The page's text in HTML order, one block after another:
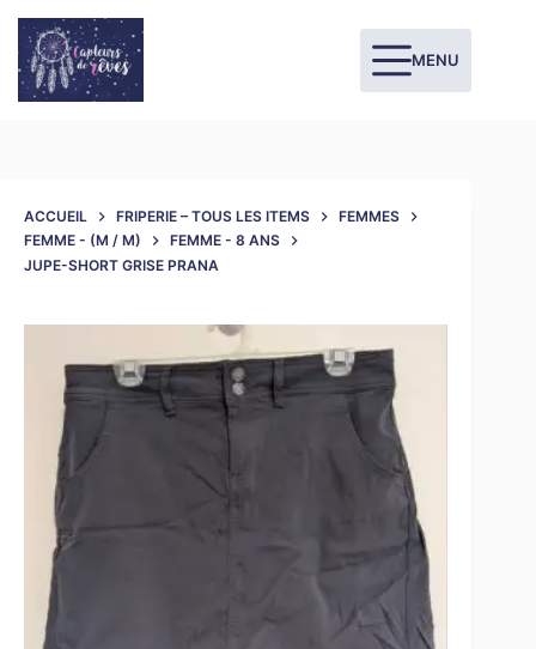
MENU
ACCUEIL FRIPERIE – TOUS LES ITEMS
FEMMES
FEMME - (M / M)
FEMME - 8 ANS
JUPE-SHORT GRISE PRANA